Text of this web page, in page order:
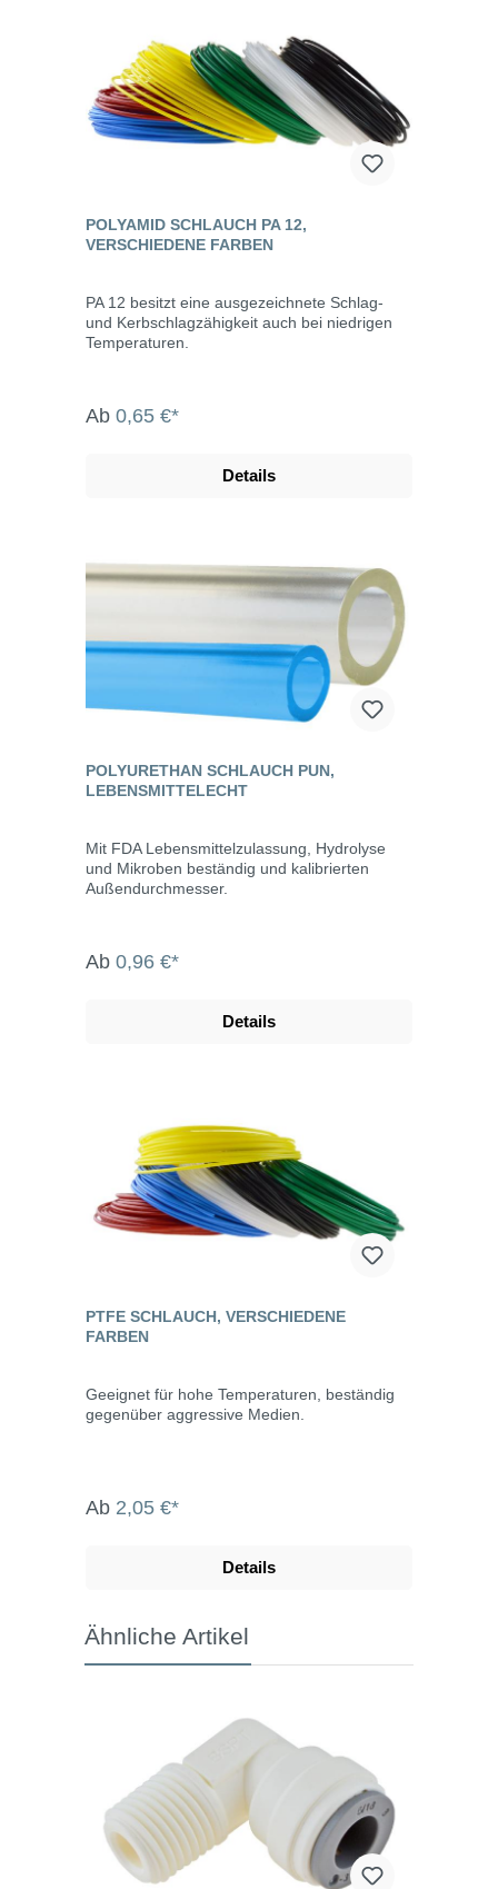
POLYAMID SCHLAUCH PA 12,
VERSCHIEDENE FARBEN
PA 12 besitzt eine ausgezeichnete Schlag-
und Kerbschlagzähigkeit auch bei niedrigen
Temperaturen.
Ab 0,65 €*
Details
POLYURETHAN SCHLAUCH PUN,
LEBENSMITTELECHT
Mit FDA Lebensmittelzulassung, Hydrolyse
und Mikroben beständig und kalibrierten
Außendurchmesser.
Ab 0,96 €*
Details
PTFE SCHLAUCH, VERSCHIEDENE
FARBEN
Geeignet für hohe Temperaturen, beständig
gegenüber aggressive Medien.
Ab 2,05 €*
Details
Ähnliche Artikel